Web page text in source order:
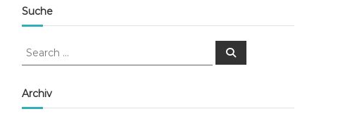
Suche
S
r
c
S
Archiv